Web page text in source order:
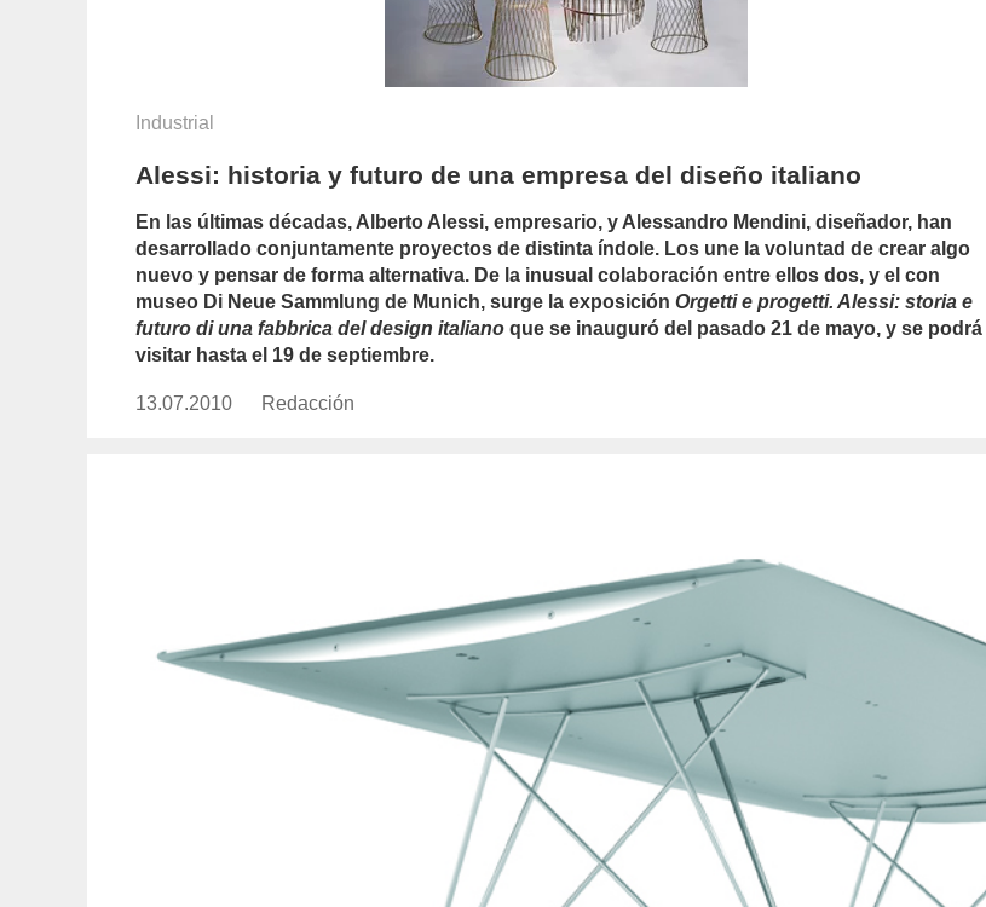
Industrial
Alessi: historia y futuro de una empresa del diseño italiano
En las últimas décadas, Alberto Alessi, empresario, y Alessandro Mendini, diseñador, han
desarrollado conjuntamente proyectos de distinta índole. Los une la voluntad de crear algo
nuevo y pensar de forma alternativa. De la inusual colaboración entre ellos dos, y el con
museo Di Neue Sammlung de Munich, surge la exposición Orgetti e progetti. Alessi: storia e
futuro di una fabbrica del design italianoque se inauguró del pasado 21 de mayo, y se podrá
visitar hasta el 19 de septiembre.
Publicado
13.07.2010 https://www.experimenta.es/author/redaccion/
Redacción